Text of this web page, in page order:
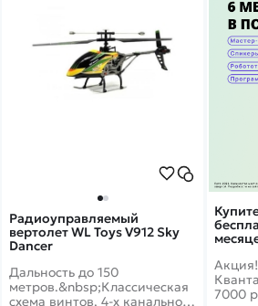
7000
Радиоуправляемый
вертолет WL Toys V912 Sky
Dancer
Дальность до 150
метров.&nbsp;Классическая
схема винтов, 4-х канальное